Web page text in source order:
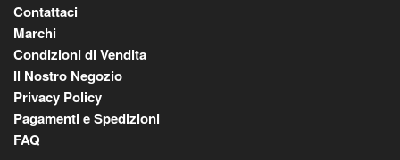
Contattaci
Marchi
Condizioni di Vendita
Il Nostro Negozio
Privacy Policy
Pagamenti e Spedizioni
FAQ